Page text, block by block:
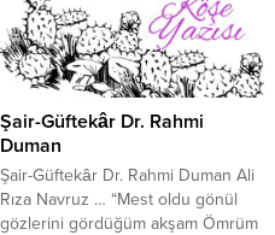
için gerekli donanım ve altyapı
olmayınca da,...
Şair-Güftekâr Dr. Rahmi
Duman
Şair-Güftekâr Dr. Rahmi Duman Ali
Rıza Navruz … “Mest oldu gönül
gözlerini gördüğüm akşam Ömrüm